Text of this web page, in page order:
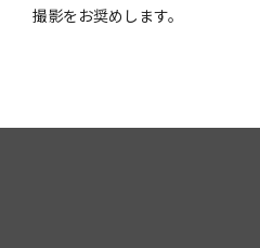
撮影をお奨めします。